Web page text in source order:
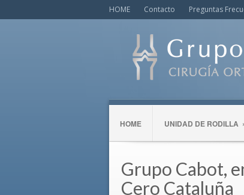
HOME Contacto Preguntas
HOME UNIDAD DE RODILLA
Grupo Cabot,
Cero Cataluña